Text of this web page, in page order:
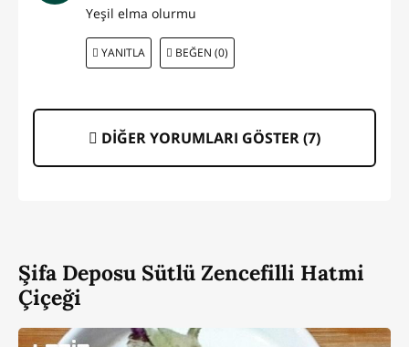
Yeşil elma olurmu
YANITLA BEĞEN (0)
DİĞER YORUMLARI GÖSTER (7)
Şifa Deposu Sütlü Zencefilli Hatmi
Çiçeği